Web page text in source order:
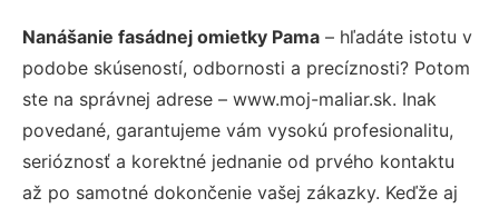
Nanášanie fasádnej omietky Pama – hľadáte istotu v
podobe skúseností, odbornosti a precíznosti? Potom
ste na správnej adrese – www.moj-maliar.sk. Inak
povedané, garantujeme vám vysokú profesionalitu,
serióznosť a korektné jednanie od prvého kontaktu
až po samotné dokončenie vašej zákazky. Keďže aj